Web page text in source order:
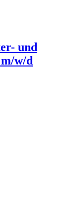
und
w/d